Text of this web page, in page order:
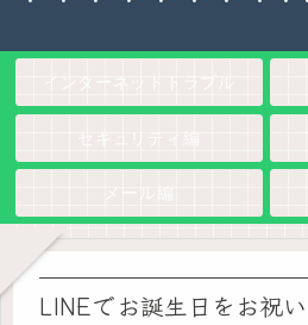
LINEでお誕生日をお祝